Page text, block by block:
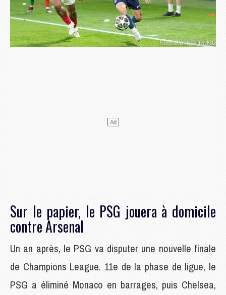
Sur le papier, le PSG jouera à domicile
contre Arsenal
Un an après, le PSG va disputer une nouvelle finale
de Champions League. 11e de la phase de ligue, le
PSG a éliminé Monaco en barrages, puis Chelsea,